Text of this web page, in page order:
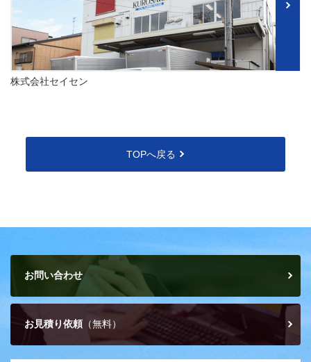
株式会社セイセン
TOPへ戻る
お問い合わせ
お見積り依頼 （無料）